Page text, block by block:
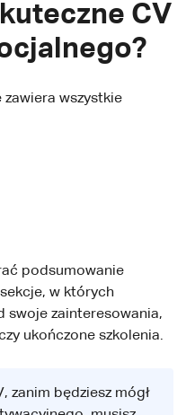
CV
wszystkie
podsumowanie
w których
swoje zainteresowania,
ukończone szkolenia.
zanim będziesz mógł